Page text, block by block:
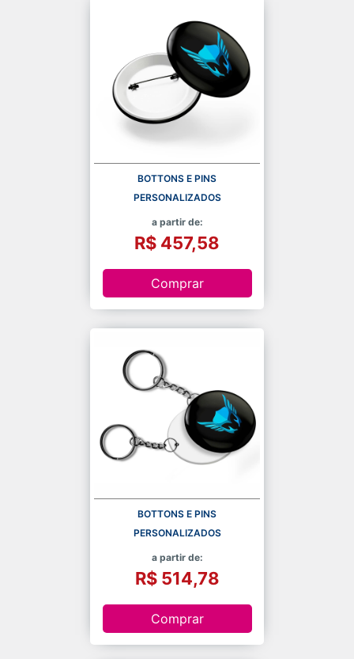
BOTTONS E PINS
PERSONALIZADOS
a partir de:
R$ 457,58
Comprar
BOTTONS E PINS
PERSONALIZADOS
a partir de:
R$ 514,78
Comprar